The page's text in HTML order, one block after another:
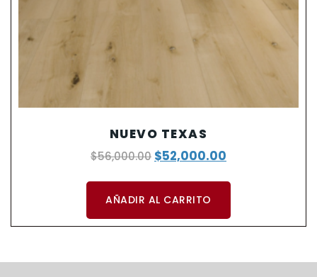
NUEVO TEXAS
$56,000.00 $52,000.00
AÑADIR AL CARRITO